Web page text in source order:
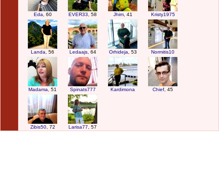
Eda , 60 EVER33 , 58 Jhim, 41 Kristy1975
Landa , 56 Ledaajs, 64 Orhideja , 53 Normitis10
Madama , 51 Spinats777 Kardimona Chief , 45
Zibis50, 72 Larisa77 , 57